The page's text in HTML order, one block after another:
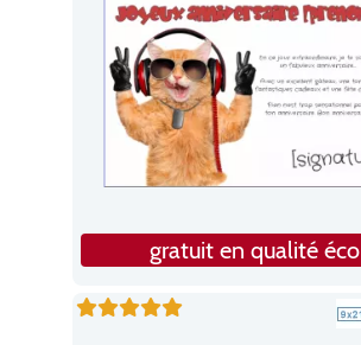
gratuit en qualité éco